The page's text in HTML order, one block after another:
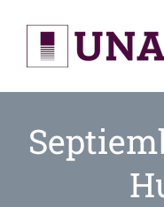
content